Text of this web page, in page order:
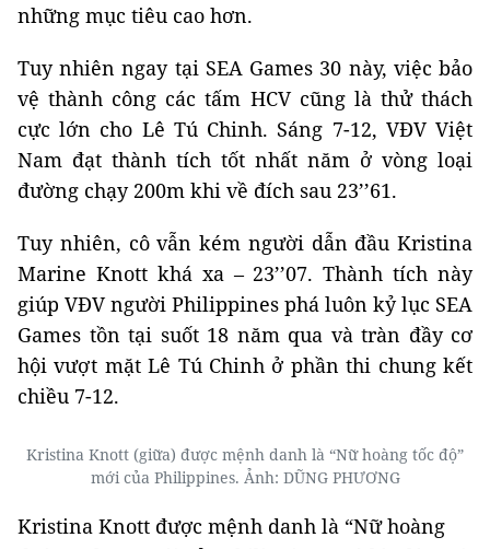
những mục tiêu cao hơn.
Tuy nhiên ngay tại SEA Games 30 này, việc bảo
vệ thành công các tấm HCV cũng là thử thách
cực lớn cho Lê Tú Chinh. Sáng 7-12, VĐV Việt
Nam đạt thành tích tốt nhất năm ở vòng loại
đường chạy 200m khi về đích sau 23’’61.
Tuy nhiên, cô vẫn kém người dẫn đầu Kristina
Marine Knott khá xa – 23’’07. Thành tích này
giúp VĐV người Philippines phá luôn kỷ lục SEA
Games tồn tại suốt 18 năm qua và tràn đầy cơ
hội vượt mặt Lê Tú Chinh ở phần thi chung kết
chiều 7-12.
Kristina Knott (giữa) được mệnh danh là “Nữ hoàng tốc độ”
mới của Philippines. Ảnh: DŨNG PHƯƠNG
Kristina Knott được mệnh danh là “Nữ hoàng